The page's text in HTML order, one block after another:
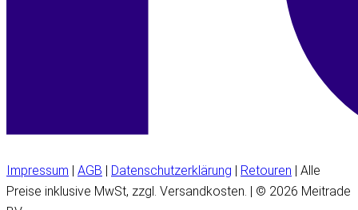
Impressum AGB Datenschutzerklärung Retouren | Alle
Preise inklusive MwSt, zzgl. Versandkosten. | © 2026 Meitrade